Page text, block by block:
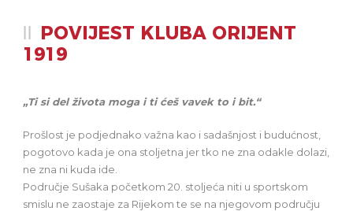
POVIJEST KLUBA ORIJENT
1919
„Ti si del života moga i ti ćeš vavek to i bit.“
Prošlost je podjednako važna kao i sadašnjost i budućnost,
pogotovo kada je ona stoljetna jer tko ne zna odakle dolazi,
ne zna ni kuda ide.
Područje Sušaka početkom 20. stoljeća niti u sportskom
smislu ne zaostaje za Rijekom te se na njegovom području